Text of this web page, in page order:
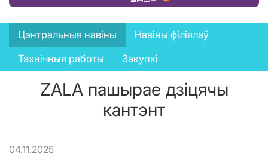
News
menu
Цэнтральныя навіны
Навіны філіялаў
Тэхнічныя работы
Закупкі
ZALA пашырае дзіцячы
кантэнт
04.11.2025